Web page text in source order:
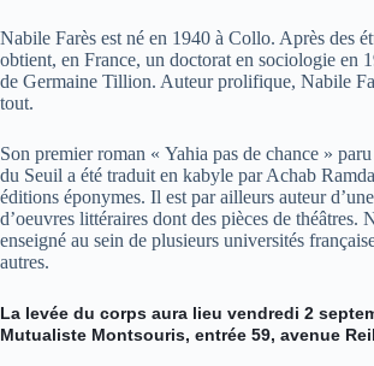
Nabile Farès est né en 1940 à Collo. Après des
obtient, en France, un doctorat en sociologie en
de Germaine Tillion. Auteur prolifique, Nabile
tout.
Son premier roman « Yahia pas de chance »
du Seuil a été traduit en kabyle par Achab
éditions éponymes. Il est par ailleurs auteur
d’oeuvres littéraires dont des pièces de théâtres.
enseigné au sein de plusieurs universités
autres.
La levée du corps aura lieu vendredi 2
Mutualiste Montsouris, entrée 59, avenue